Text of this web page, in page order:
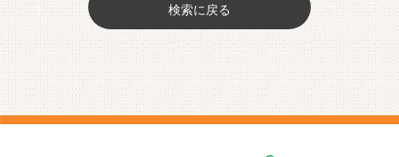
検索に戻る